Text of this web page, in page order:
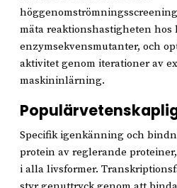
mäta reaktionshastigheten
enzymsekvensmutanter, och
aktivitet genom iterationer av
maskininlärning.
Specifik igenkänning och
protein av reglerande
i alla livsformer.